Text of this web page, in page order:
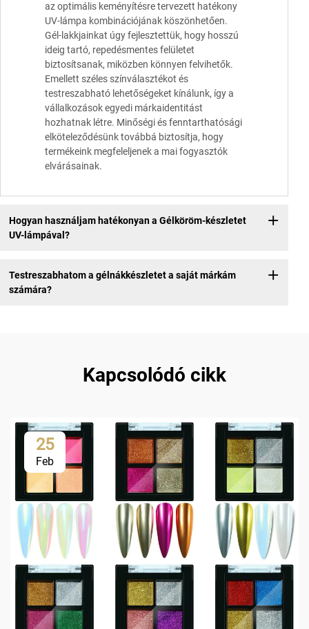
az optimális keményítésre tervezett hatékony
UV-lámpa kombinációjának köszönhetően.
Gél-lakkjainkat úgy fejlesztettük, hogy hosszú
ideig tartó, repedésmentes felületet
biztosítsanak, miközben könnyen felvihetők.
Emellett széles színválasztékot és
testreszabható lehetőségeket kínálunk, így a
vállalkozások egyedi márkaidentitást
hozhatnak létre. Minőségi és fenntarthatósági
elköteleződésünk továbbá biztosítja, hogy
termékeink megfeleljenek a mai fogyasztók
elvárásainak.
Hogyan használjam hatékonyan a Gélköröm-készletet
UV-lámpával?
Testreszabhatom a gélnákkészletet a saját márkám
számára?
Kapcsolódó cikk
25
Feb